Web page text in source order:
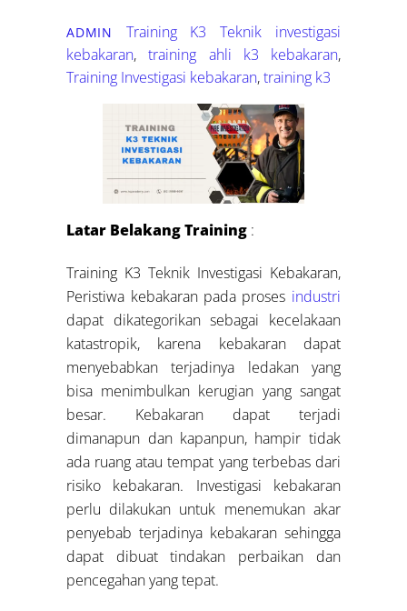
ADMIN Training K3
Teknik investigasi
kebakaran,training ahli k3 kebakaran,
Training Investigasi kebakaran,training k3
Latar Belakang Training :
Training K3 Teknik Investigasi Kebakaran,
Peristiwa kebakaran pada proses industri
dapat dikategorikan sebagai kecelakaan
katastropik, karena kebakaran dapat
menyebabkan terjadinya ledakan yang
bisa menimbulkan kerugian yang sangat
besar. Kebakaran dapat terjadi
dimanapun dan kapanpun, hampir tidak
ada ruang atau tempat yang terbebas dari
risiko kebakaran. Investigasi kebakaran
perlu dilakukan untuk menemukan akar
penyebab terjadinya kebakaran sehingga
dapat dibuat tindakan perbaikan dan
pencegahan yang tepat.